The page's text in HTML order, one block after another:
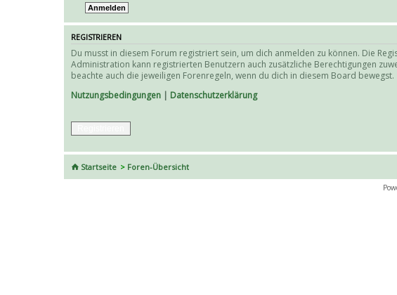
REGISTRIEREN
Du musst in diesem Forum registriert sein, um dich anmelden zu können. Die
Administration kann registrierten Benutzern auch zusätzliche Berechtigungen
beachte auch die jeweiligen Forenregeln, wenn du dich in diesem Board bewegst.
Nutzungsbedingungen
Datenschutzerklärung
Startseite Foren-Übersicht